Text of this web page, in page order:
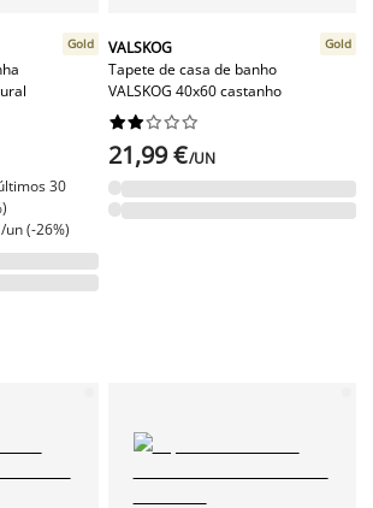
Gold
30
(-26%)
VALSKOG
Tapete de casa de banho
VALSKOG 40x60 castanho
Gold






21,99 €/UN